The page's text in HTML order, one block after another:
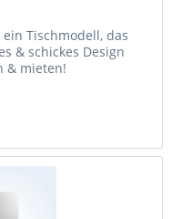
Tischmodell, das
& schickes Design
& mieten!